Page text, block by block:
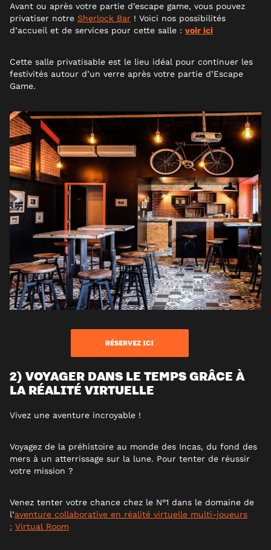
Avant ou après votre partie d’escape game, vous pouvez
privatiser notre Sherlock Bar ! Voici nos possibilités
d’accueil et de services pour cette salle : voir ici
Cette salle privatisable est le lieu idéal pour continuer les
festivités autour d’un verre après votre partie d’Escape
Game.
RÉSERVEZ ICI
2) VOYAGER DANS LE TEMPS GRÂCE À
LA RÉALITÉ VIRTUELLE
Vivez une aventure incroyable !
Voyagez de la préhistoire au monde des Incas, du fond des
mers à un atterrissage sur la lune. Pour tenter de réussir
votre mission ?
Venez tenter votre chance chez le N°1 dans le domaine de
l’aventure collaborative en réalité virtuelle multi-joueurs
: Virtual Room